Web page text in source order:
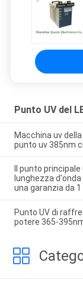
Punto UV del
Macchina uv
punto uv 385nm
Il punto
lunghezza
una garanzia da 1
Punto UV di
potere 365-